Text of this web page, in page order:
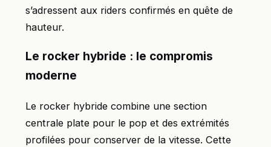
s’adressent aux riders confirmés en quête de
hauteur.
Le rocker hybride : le compromis
moderne
Le rocker hybride combine une section
centrale plate pour le pop et des extrémités
profilées pour conserver de la vitesse. Cette